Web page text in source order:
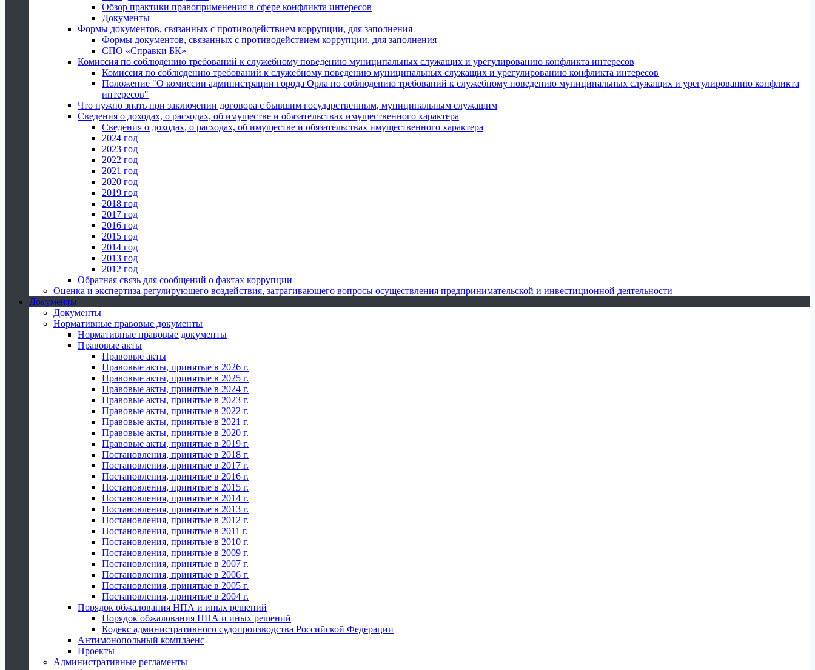
Обзор практики правоприменения в сфере конфликта интересов
Документы
Формы документов, связанных с противодействием коррупции, для заполнения
Формы документов, связанных с противодействием коррупции, для заполнения
СПО «Справки БК»
Комиссия по соблюдению требований к служебному поведению муниципальных служащих и урегулированию конфликта интересов
Комиссия по соблюдению требований к служебному поведению муниципальных служащих и урегулированию конфликта интересов
Положение "О комиссии администрации города Орла по соблюдению требований к служебному поведению муниципальных служащих и урегулированию конфликта
интересов"
Что нужно знать при заключении договора с бывшим государственным, муниципальным служащим
Сведения о доходах, о расходах, об имуществе и обязательствах имущественного характера
Сведения о доходах, о расходах, об имуществе и обязательствах имущественного характера
2024 год
2023 год
2022 год
2021 год
2020 год
2019 год
2018 год
2017 год
2016 год
2015 год
2014 год
2013 год
2012 год
Обратная связь для сообщений о фактах коррупции
Оценка и экспертиза регулирующего воздействия, затрагивающего вопросы осуществления предпринимательской и инвестиционной деятельности
Документы
Документы
Нормативные правовые документы
Нормативные правовые документы
Правовые акты
Правовые акты
Правовые акты, принятые в 2026 г.
Правовые акты, принятые в 2025 г.
Правовые акты, принятые в 2024 г.
Правовые акты, принятые в 2023 г.
Правовые акты, принятые в 2022 г.
Правовые акты, принятые в 2021 г.
Правовые акты, принятые в 2020 г.
Правовые акты, принятые в 2019 г.
Постановления, принятые в 2018 г.
Постановления, принятые в 2017 г.
Постановления, принятые в 2016 г.
Постановления, принятые в 2015 г.
Постановления, принятые в 2014 г.
Постановления, принятые в 2013 г.
Постановления, принятые в 2012 г.
Постановления, принятые в 2011 г.
Постановления, принятые в 2010 г.
Постановления, принятые в 2009 г.
Постановления, принятые в 2007 г.
Постановления, принятые в 2006 г.
Постановления, принятые в 2005 г.
Постановления, принятые в 2004 г.
Порядок обжалования НПА и иных решений
Порядок обжалования НПА и иных решений
Кодекс административного судопроизводства Российской Федерации
Антимонопольный комплаенс
Проекты
Административные регламенты